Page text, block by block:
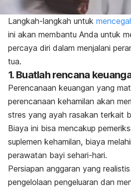
Langkah-langkah untuk
ini akan membantu Anda untuk
percaya diri dalam menjalani
tua.
1. Buatlah rencana
Perencanaan keuangan yang
perencanaan kehamilan akan
stres yang ayah rasakan terkait
Biaya ini bisa mencakup
suplemen kehamilan, biaya
perawatan bayi sehari-hari.
Persiapan anggaran yang
pengelolaan pengeluaran dan